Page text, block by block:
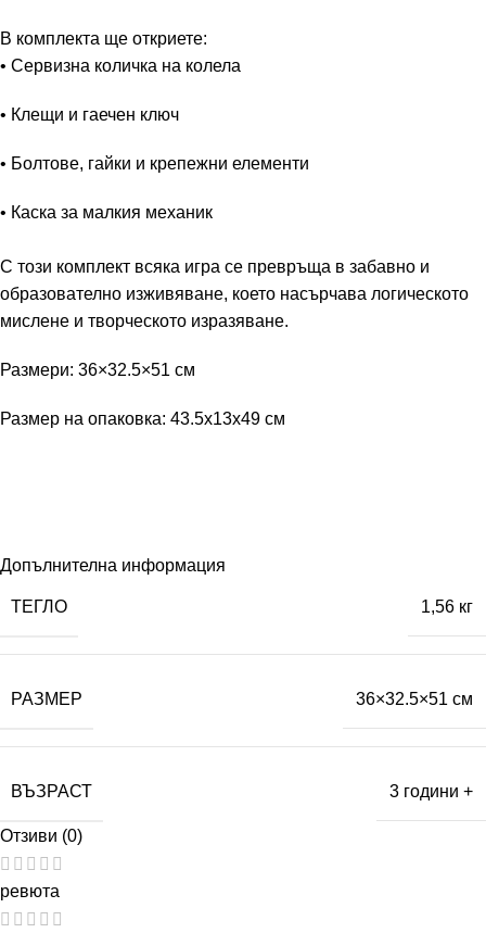
В комплекта ще откриете:
• Сервизна количка на колела
• Клещи и гаечен ключ
• Болтове, гайки и крепежни елементи
• Каска за малкия механик
С този комплект всяка игра се превръща в забавно и
образователно изживяване, което насърчава логическото
мислене и творческото изразяване.
Размери: 36×32.5×51 см
Размер на опаковка: 43.5x13x49 см
Допълнителна информация
ТЕГЛО 1,56 кг
РАЗМЕР 36×32.5×51 см
ВЪЗРАСТ 3 години +
Отзиви (0)
ревюта